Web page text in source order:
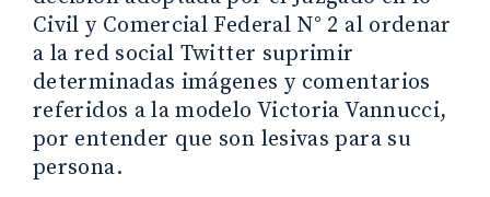
Civil y Comercial Federal N° 2 al ordenar
a la red social Twitter suprimir
determinadas imágenes y comentarios
referidos a la modelo Victoria Vannucci,
por entender que son lesivas para su
persona.